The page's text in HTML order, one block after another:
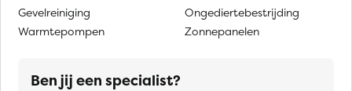
Gevelreiniging
Warmtepompen
Ongediertebestrijding
Zonnepanelen
Ben jij een specialist?